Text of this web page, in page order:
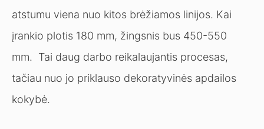
atstumu viena nuo kitos brėžiamos linijos. Kai
įrankio plotis 180 mm, žingsnis bus 450-550
mm. Tai daug darbo reikalaujantis procesas,
tačiau nuo jo priklauso dekoratyvinės apdailos
kokybė.